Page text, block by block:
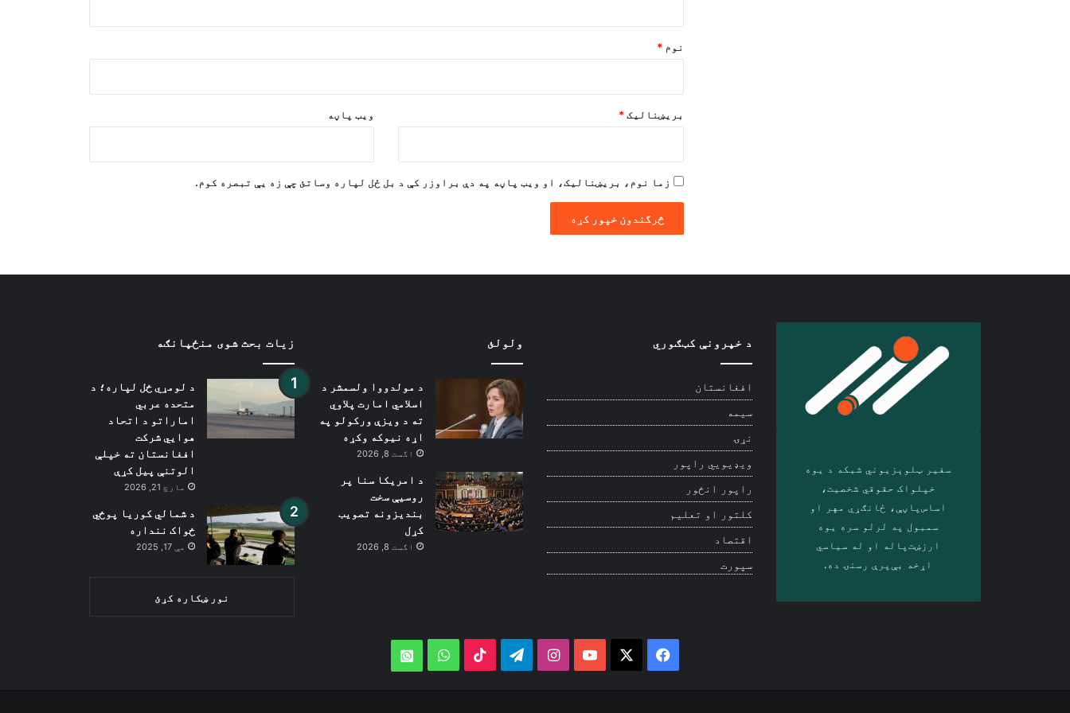
او ویې ویل چې هغه غواړي یوه
د سعودي عربستان، پاکستان، مصر او
نوم *
بریښنالیک * ویب پاڼه
زما نوم، بریښنالیک، او ویب پاڼه په دې براوزر کې د بل ځل لپاره وساتئ چې زه یې تبصره کوم.
سفیر ټلوېزیوني شبکه د‎ یوه
خپلواک حقوقي شخصیت،
اساس‌پاڼې، ځانګړي مهر او
سمبول په لرلو سره ‎یوه
ارزښت‌پاله او ‎له سیاسي
اړخه بې‌پرې رسنۍ ده.
د خپرونې کټګوري
افغانستان
سیمه
نړۍ
ویډیويي راپور
راپور انځور
کلتور او تعلیم
اقتصاد
سپورت
ولولئ
د مولدووا ولسمشر د
اسلامي امارت پلاوي
ته د ویزې ورکولو په
اړه نیوکه وکړه
اگست 8, 2026
د امریکا سنا پر
روسیې سخت
بندیزونه تصویب
کړل
اگست 8, 2026
زیات بحث شوی منځپانګه
د لومړي ځل لپاره؛ د
متحده عربي
اماراتو د اتحاد
هوايي شرکت
افغانستان ته خپلې
الوتنې پیل کړې
مارچ 21, 2026
د شمالي کوریا پوځي
ځواک ننداره
مې 17, 2025
نور ښکاره کړئ
Facebook
YouTube
Instagram
Telegram
TikTok
WhatsApp
WhatsApp